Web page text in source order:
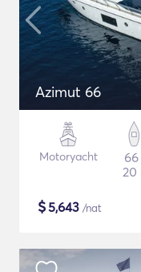
Azimut 66
Motoryacht
20
$5,643 /nat